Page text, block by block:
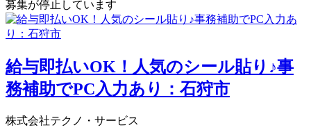
募集が停止しています
給与即払いOK！人気のシール貼り♪事
務補助でPC入力あり：石狩市
株式会社テクノ・サービス